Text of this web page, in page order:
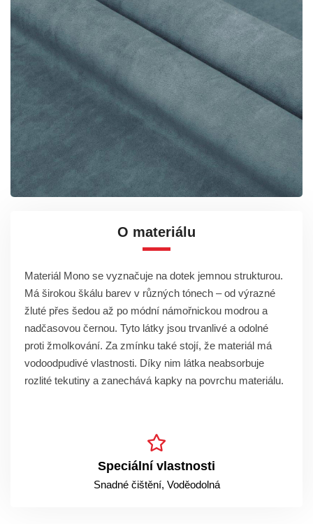
O materiálu
Materiál Mono se vyznačuje na dotek jemnou strukturou.
Má širokou škálu barev v různých tónech – od výrazné
žluté přes šedou až po módní námořnickou modrou a
nadčasovou černou. Tyto látky jsou trvanlivé a odolné
proti žmolkování. Za zmínku také stojí, že materiál má
vodoodpudivé vlastnosti. Díky nim látka neabsorbuje
rozlité tekutiny a zanechává kapky na povrchu materiálu.
Speciální vlastnosti
Snadné čištění, Voděodolná